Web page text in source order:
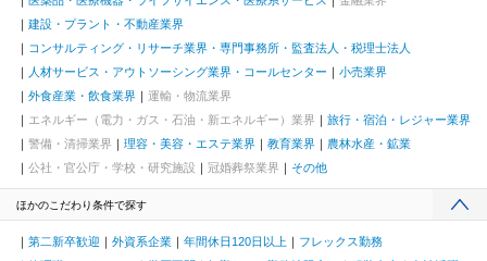
建設・プラント・不動産業界
コンサルティング・リサーチ業界・専門事務所・監査法人・税理士法人
人材サービス・アウトソーシング業界・コールセンター
小売業界
外食産業・飲食業界
運輸・物流業界
エネルギー（電力・ガス・石油・新エネルギー）業界
旅行・宿泊・レジャー業界
警備・清掃業界
理容・美容・エステ業界 教育業界
農林水産・鉱業
公社・官公庁・学校・研究施設
冠婚葬祭業界 その他
ほかのこだわり条件で探す
第二新卒歓迎 外資系企業 年間休日120日以上
フレックス勤務